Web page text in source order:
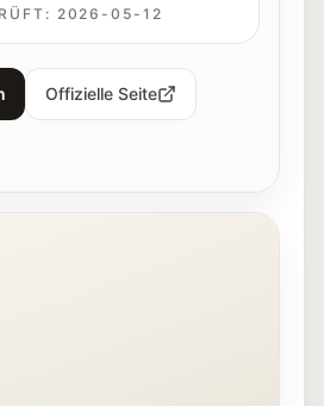
2026-05-12
Offizielle Seite
Galerie in Salzburg.